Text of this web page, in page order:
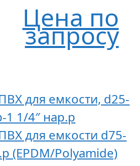
Цена по
запросу
для емкости, d25-
1 1/4″ нар.р
для емкости d75-
(EPDM/Polyamide)